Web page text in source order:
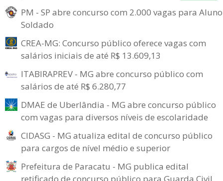
PM - SP abre concurso com 2.000 vagas para
Soldado
CREA-MG: Concurso público oferece vagas com
salários iniciais de até R$ 13.609,13
ITABIRAPREV - MG abre concurso público com
salários de até R$ 6.280,77
DMAE de Uberlândia - MG abre concurso público
com vagas para diversos níveis de escolaridade
CIDASG - MG atualiza edital de concurso público
para cargos de nível médio e superior
Prefeitura de Paracatu - MG publica edital
retificado de concurso público para Guarda Civil